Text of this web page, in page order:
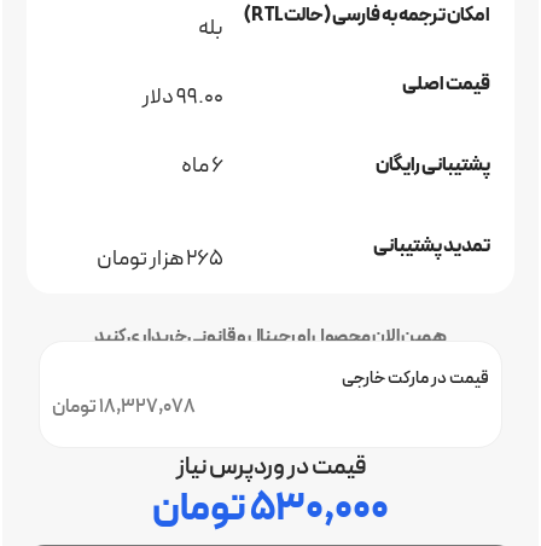
امکان ترجمه به فارسی (حالت RTL) بله
قیمت اصلی 99.00 دلار
پشتیبانی رایگان 6 ماه
تمدید پشتیبانی 265 هزار تومان
همین الان محصول اورجینال و قانونی خریداری کنید
18,327,078 تومان
قیمت در مارکت خارجی
قیمت در وردپرس نیاز
۵۳۰,۰۰۰تومان